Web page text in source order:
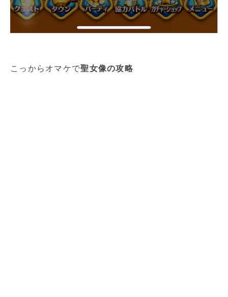
こっからオマケで聖女像の攻略